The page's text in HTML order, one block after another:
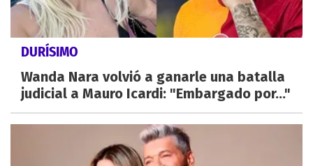
DURÍSIMO
Wanda Nara volvió a ganarle una batalla
judicial a Mauro Icardi: "Embargado por..."